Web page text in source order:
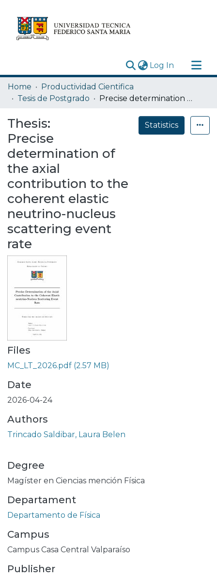
Log In (current)
Research Outputs
Statistics
Depósito
Home
Productividad Cientifica
Tesis de Postgrado
Precise determination of the axial contribution to the coherent elastic neutrino-nucleus scattering event rate
Thesis:
Precise
determination of
the axial
contribution to the
coherent elastic
neutrino-nucleus
scattering event
rate
Statistics
Files
MC_LT_2026.pdf (2.57 MB)
Date
2026-04-24
Authors
Trincado Saldibar, Laura Belen
Degree
Magíster en Ciencias mención Física
Departament
Departamento de Física
Campus
Campus Casa Central Valparaíso
Publisher